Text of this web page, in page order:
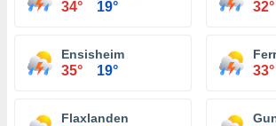
34° 19° 32°
Ensisheim
35° 19° 33°
Flaxlanden